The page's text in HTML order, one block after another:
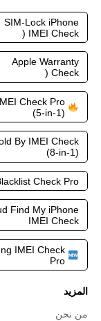
SIM-Lock iPhone
IMEI Check (
Apple Warranty
Check (
Check Pro
(5-in-1)
By IMEI Check
(8-in-1)
Check Pro
Find My iPhone
IMEI Check
IMEI Check
Pro
المزيد
من نحن